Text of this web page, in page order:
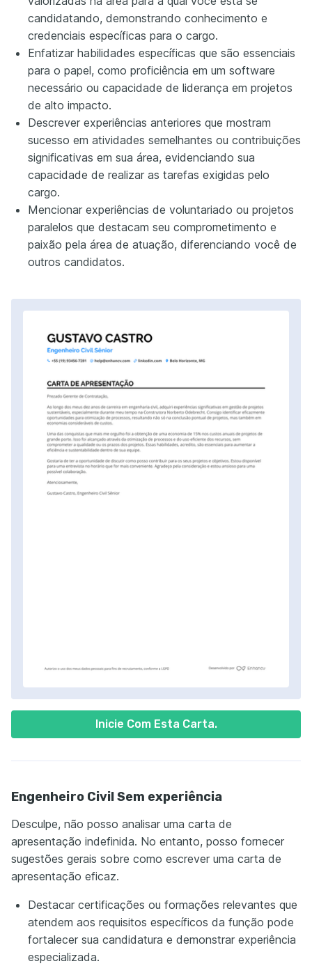
Inicie Com Esta Carta.
candidatando, demonstrando conhecimento e
credenciais específicas para o cargo.
Enfatizar habilidades específicas que são essenciais
para o papel, como proficiência em um software
necessário ou capacidade de liderança em projetos
de alto impacto.
Descrever experiências anteriores que mostram
sucesso em atividades semelhantes ou contribuições
significativas em sua área, evidenciando sua
capacidade de realizar as tarefas exigidas pelo
cargo.
Mencionar experiências de voluntariado ou projetos
paralelos que destacam seu comprometimento e
paixão pela área de atuação, diferenciando você de
outros candidatos.
Engenheiro Civil Sem experiência
Desculpe, não posso analisar uma carta de
apresentação indefinida. No entanto, posso fornecer
sugestões gerais sobre como escrever uma carta de
apresentação eficaz.
Destacar certificações ou formações relevantes que
atendem aos requisitos específicos da função pode
fortalecer sua candidatura e demonstrar experiência
especializada.